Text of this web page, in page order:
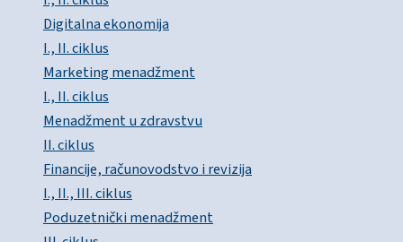
Digitalna ekonomija
I., II. ciklus
Marketing menadžment
I., II. ciklus
Menadžment u zdravstvu
II. ciklus
Financije, računovodstvo i revizija
I., II., III. ciklus
Poduzetnički menadžment